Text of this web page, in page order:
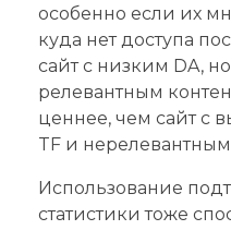
особенно если их
куда нет доступа
сайт с низким DA,
релевантным
ценнее, чем сайт с
TF и
Использование
статистики тоже